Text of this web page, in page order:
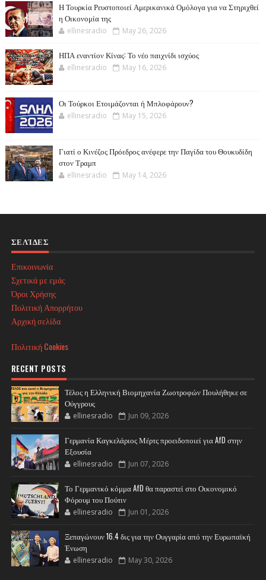
Η Τουρκία Ρευστοποιεί Αμερικανικά Ομόλογα για να Στηριχθεί
η Οικονομία της
ellinesradio May 26, 2026
ΗΠΑ εναντίον Κίνας: Το νέο παιχνίδι ισχύος
ellinesradio May 16, 2026
Οι Τούρκοι Ετοιμάζονται ή Μπλοφάρουν?
ellinesradio May 15, 2026
Γιατί ο Κινέζος Πρόεδρος ανέφερε την Παγίδα του Θουκυδίδη
στον Τραμπ
ellinesradio May 14, 2026
ΣΕΛΊΔΕΣ
Επικοινωνία
Σχετικά με εμάς
Όροι Χρήσης
Πολιτική Απορρήτου
Αρχική σελίδα
Πολιτική Cookies
RECENT POSTS
Τέλος η Ελληνική Βιομηχανία Ζωοτροφών Πουλήθηκε σε
Ούγγρους
ellinesradio Jun 09, 2026
Γερμανία Καγκελάριος Μέρτς προειδοποιεί για AfD στην
Εξουσία
ellinesradio Jun 07, 2026
Το Γερμανικό κόμμα AfD θα παραστεί στο Οικονομικό
Φόρουμ του Πούτιν
ellinesradio Jun 01, 2026
Ξεπαγώνουν 16.4 δις για την Ουγγαρία από την Ευρωπαϊκή
Ένωση
ellinesradio May 30, 2026